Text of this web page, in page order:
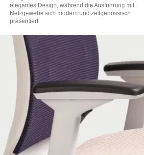
elegantes Design, während die Ausführung mit
Netzgewebe sich modern und zeitgenössisch
präsentiert.